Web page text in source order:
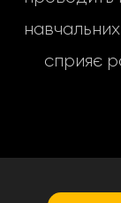
сприяє